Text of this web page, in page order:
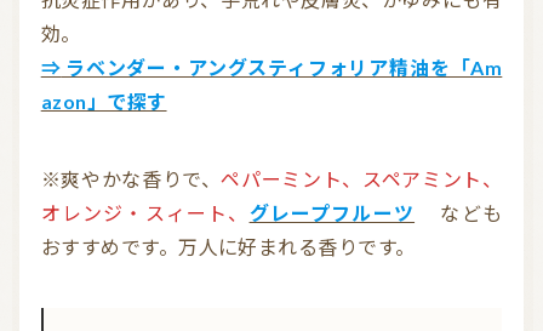
効。
⇒ ラベンダー・アングスティフォリア精油を「Am
azon」で探す
※爽やかな香りで、ペパーミント、スペアミント、
オレンジ・スィート、 グレープフルーツ
なども
おすすめです。万人に好まれる香りです。